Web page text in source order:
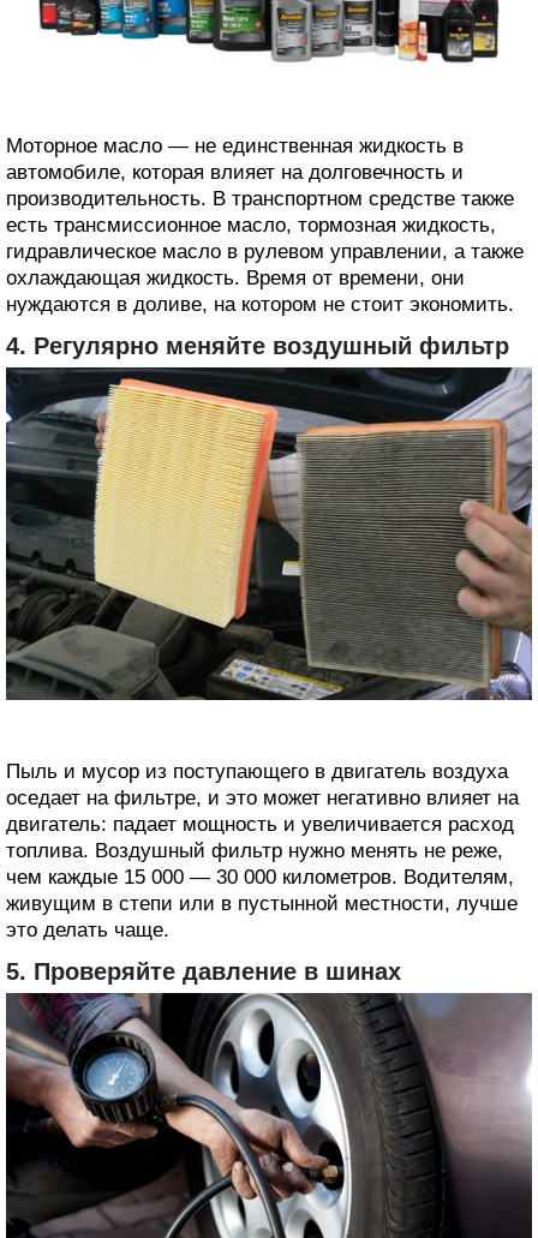
Моторное масло — не единственная жидкость в
автомобиле, которая влияет на долговечность и
производительность. В транспортном средстве также
есть трансмиссионное масло, тормозная жидкость,
гидравлическое масло в рулевом управлении, а также
охлаждающая жидкость. Время от времени, они
нуждаются в доливе, на котором не стоит экономить.
4. Регулярно меняйте воздушный фильтр
Пыль и мусор из поступающего в двигатель воздуха
оседает на фильтре, и это может негативно влияет на
двигатель: падает мощность и увеличивается расход
топлива. Воздушный фильтр нужно менять не реже,
чем каждые 15 000 — 30 000 километров. Водителям,
живущим в степи или в пустынной местности, лучше
это делать чаще.
5. Проверяйте давление в шинах